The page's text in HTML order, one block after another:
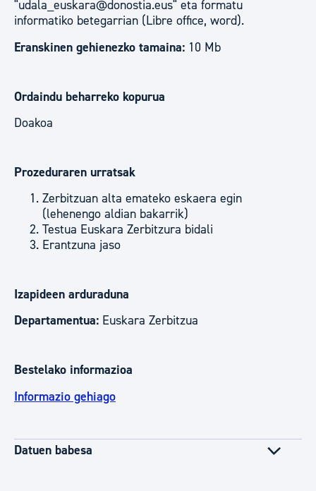
"udala_euskara@donostia.eus" eta formatu
informatiko betegarrian (Libre office, word).
Eranskinen gehienezko tamaina: 10 Mb
Ordaindu beharreko kopurua
Doakoa
Prozeduraren urratsak
Zerbitzuan alta emateko eskaera egin
(lehenengo aldian bakarrik)
Testua Euskara Zerbitzura bidali
Erantzuna jaso
Izapideen arduraduna
Departamentua: Euskara Zerbitzua
Bestelako informazioa
Informazio gehiago
Datuen babesa